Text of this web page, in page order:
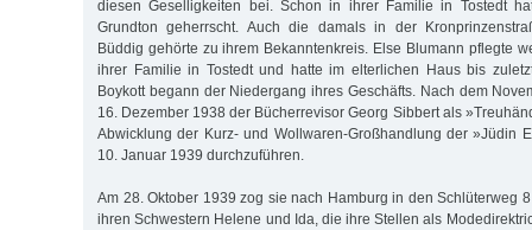
diesen Geselligkeiten bei. Schon in ihrer Familie in Tostedt
Grundton geherrscht. Auch die damals in der
Büddig gehörte zu ihrem Bekanntenkreis. Else Blumann pflegte
ihrer Familie in Tostedt und hatte im elterlichen Haus bis
Boykott begann der Niedergang ihres Geschäfts. Nach dem
16. Dezember 1938 der Bücherrevisor Georg Sibbert als
Abwicklung der Kurz- und Wollwaren-Großhandlung der »Jüdin
10. Januar 1939 durchzuführen.
Am 28. Oktober 1939 zog sie nach Hamburg in den Schlüterweg
ihren Schwestern Helene und Ida, die ihre Stellen als